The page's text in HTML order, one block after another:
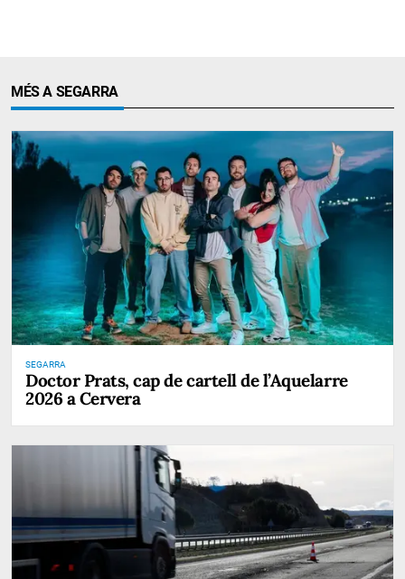
MÉS A SEGARRA
SEGARRA
Doctor Prats, cap de cartell de l’Aquelarre
2026 a Cervera